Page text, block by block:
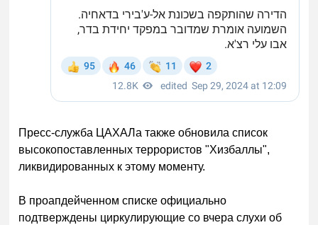
Пресс-служба ЦАХАЛа также обновила список
высокопоставленных террористов "Хизбаллы",
ликвидированных к этому моменту.
В проапдейченном списке официально
подтверждены циркулирующие со вчера слухи об